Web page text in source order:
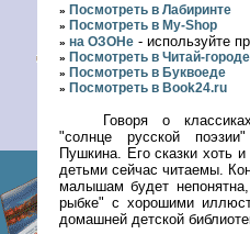
» Посмотреть в Лабиринте
» Посмотреть в My-Shop
» на ОЗОНе - используйте
» Посмотреть в Читай-городе
» Посмотреть в Буквоеде
» Посмотреть в Book24.ru
Говоря о
"солнце русской
Пушкина. Его сказки хоть
детьми сейчас читаемы.
малышам будет
рыбке" с хорошими
домашней детской